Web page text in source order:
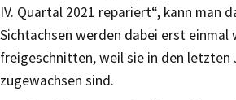
IV. Quartal 2021 repariert“, kann man
Sichtachsen werden dabei erst einmal
freigeschnitten, weil sie in den letzten
zugewachsen sind.